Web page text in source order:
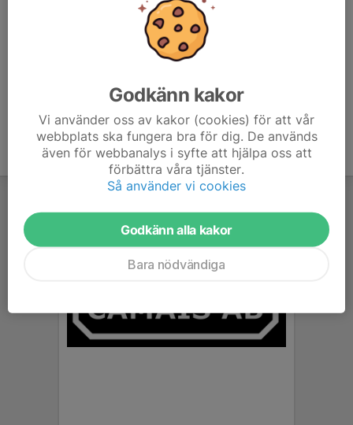
Godkänn kakor
Vi använder oss av kakor (cookies) för att vår
webbplats ska fungera bra för dig. De används
även för webbanalys i syfte att hjälpa oss att
förbättra våra tjänster.
Så använder vi cookies
Godkänn alla kakor
Bara nödvändiga